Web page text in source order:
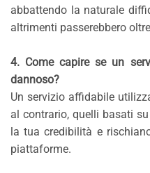
abbattendo la naturale
altrimenti passerebbero
4. Come capire se un
dannoso?
Un servizio affidabile
al contrario, quelli basati
la tua credibilità e
piattaforme.